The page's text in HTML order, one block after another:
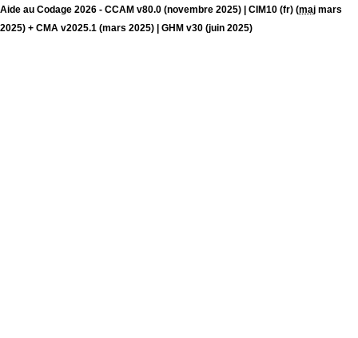
Aide au Codage 2026 - CCAM v80.0 (novembre 2025) | CIM10 (fr) (maj mars
2025) + CMA v2025.1 (mars 2025) | GHM v30 (juin 2025)